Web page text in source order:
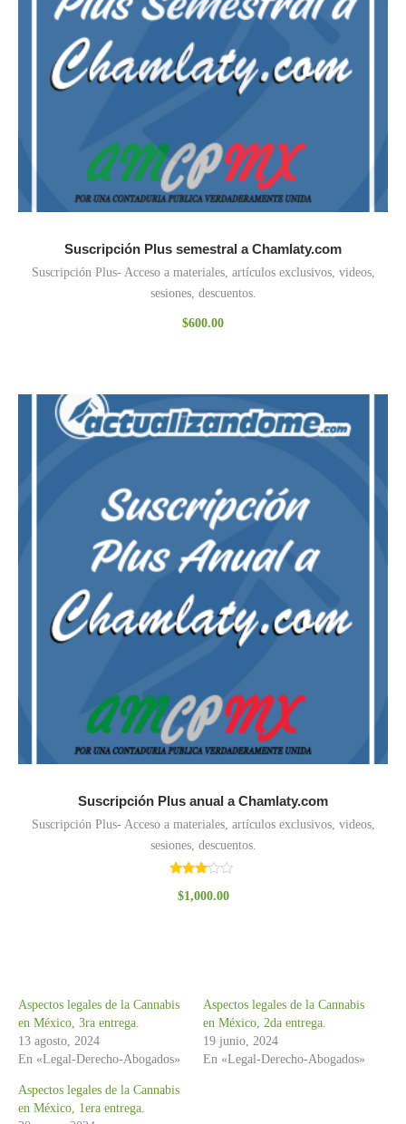
Suscripción Plus semestral a Chamlaty.com
Suscripción Plus- Acceso a materiales, artículos exclusivos, videos,
sesiones, descuentos.
$600.00
Suscripción Plus anual a Chamlaty.com
Suscripción Plus- Acceso a materiales, artículos exclusivos, videos,
sesiones, descuentos.
con
$1,000.00
Aspectos legales de la Cannabis
en México, 3ra entrega.
13 agosto, 2024
En «Legal-Derecho-Abogados»
Aspectos legales de la Cannabis
en México, 2da entrega.
19 junio, 2024
En «Legal-Derecho-Abogados»
Aspectos legales de la Cannabis
en México, 1era entrega.